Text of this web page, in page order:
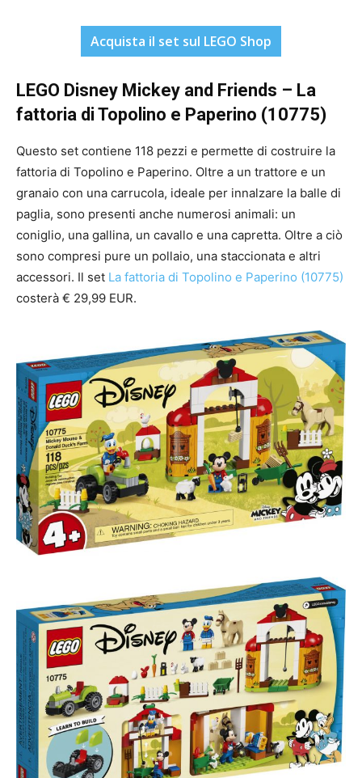
Acquista il set sul LEGO Shop
LEGO Disney Mickey and Friends – La
fattoria di Topolino e Paperino (10775)
Questo set contiene 118 pezzi e permette di costruire la
fattoria di Topolino e Paperino. Oltre a un trattore e un
granaio con una carrucola, ideale per innalzare la balle di
paglia, sono presenti anche numerosi animali: un
coniglio, una gallina, un cavallo e una capretta. Oltre a ciò
sono compresi pure un pollaio, una staccionata e altri
accessori. Il set La fattoria di Topolino e Paperino (10775)
costerà € 29,99 EUR.